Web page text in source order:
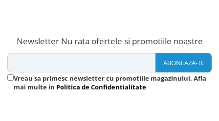
Newsletter Nu rata ofertele si promotiile noastre
Vreau sa primesc newsletter cu promotiile magazinului. Afla
mai multe in Politica de Confidentialitate